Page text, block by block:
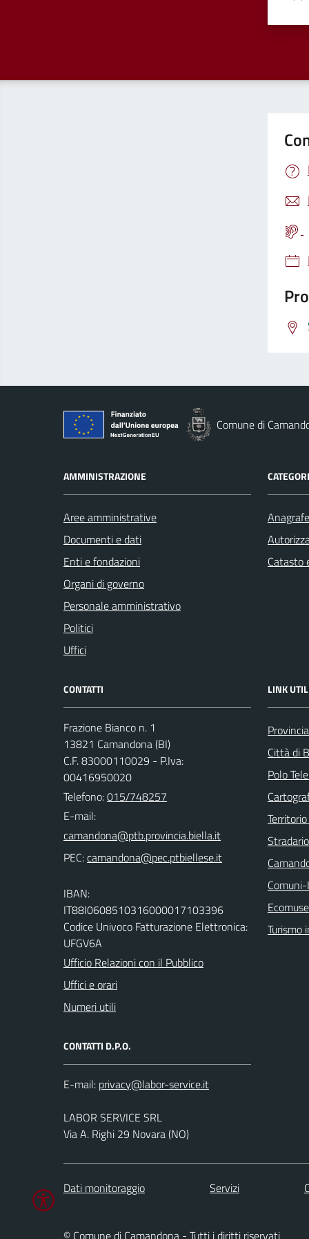
Comune di
AMMINISTRAZIONE
Aree amministrative
Documenti e dati
Enti e fondazioni
Organi di governo
Personale amministrativo
Politici
Uffici
Catasto
CONTATTI
Frazione Bianco n. 1
13821 Camandona (BI)
C.F. 83000110029 - P.Iva:
00416950020
Telefono:015/748257
E-mail:
PEC:
IBAN:
IT88I0608510316000017103396
Codice Univoco Fatturazione Elettronica:
UFGV6A
Ufficio Relazioni con il Pubblico
Uffici e orari
Numeri utili
CONTATTI D.P.O.
E-mail:
LABOR SERVICE SRL
Via A. Righi 29 Novara (NO)
LINK
Città di
Polo
Turismo
Dati monitoraggio Servizi